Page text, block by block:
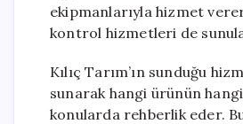
ekipmanlarıyla hizmet
kontrol hizmetleri de
Kılıç Tarım’ın sunduğu
sunarak hangi ürünün
konularda rehberlik eder.